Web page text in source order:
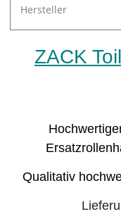
Hersteller
ZACK
Qualitativ